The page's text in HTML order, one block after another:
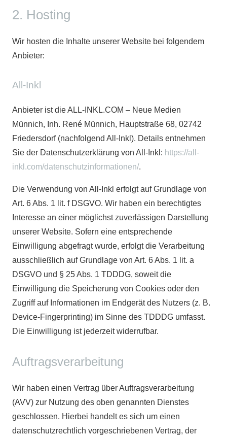
2. Hosting
Wir hosten die Inhalte unserer Website bei folgendem
Anbieter:
All-Inkl
Anbieter ist die ALL-INKL.COM – Neue Medien
Münnich, Inh. René Münnich, Hauptstraße 68, 02742
Friedersdorf (nachfolgend All-Inkl). Details entnehmen
Sie der Datenschutzerklärung von All-Inkl: https://all-
inkl.com/datenschutzinformationen/.
Die Verwendung von All-Inkl erfolgt auf Grundlage von
Art. 6 Abs. 1 lit. f DSGVO. Wir haben ein berechtigtes
Interesse an einer möglichst zuverlässigen Darstellung
unserer Website. Sofern eine entsprechende
Einwilligung abgefragt wurde, erfolgt die Verarbeitung
ausschließlich auf Grundlage von Art. 6 Abs. 1 lit. a
DSGVO und § 25 Abs. 1 TDDDG, soweit die
Einwilligung die Speicherung von Cookies oder den
Zugriff auf Informationen im Endgerät des Nutzers (z. B.
Device-Fingerprinting) im Sinne des TDDDG umfasst.
Die Einwilligung ist jederzeit widerrufbar.
Auftragsverarbeitung
Wir haben einen Vertrag über Auftragsverarbeitung
(AVV) zur Nutzung des oben genannten Dienstes
geschlossen. Hierbei handelt es sich um einen
datenschutzrechtlich vorgeschriebenen Vertrag, der